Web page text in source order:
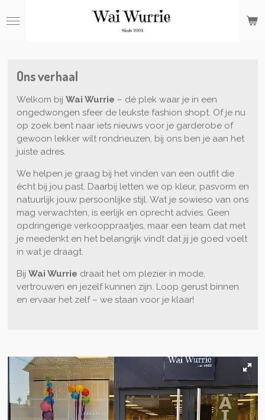
direct
Ons verhaal
Welkom bij Wai Wurrie – dé plek waar je in een
ongedwongen sfeer de leukste fashion shopt. Of je nu
op zoek bent naar iets nieuws voor je garderobe of
gewoon lekker wilt rondneuzen, bij ons ben je aan het
juiste adres.
We helpen je graag bij het vinden van een outfit die
écht bij jou past. Daarbij letten we op kleur, pasvorm en
natuurlijk jouw persoonlijke stijl. Wat je sowieso van ons
mag verwachten, is eerlijk en oprecht advies. Geen
opdringerige verkooppraatjes, maar een team dat met
je meedenkt en het belangrijk vindt dat jij je goed voelt
in wat je draagt.
Bij Wai Wurrie draait het om plezier in mode,
vertrouwen en jezelf kunnen zijn. Loop gerust binnen
en ervaar het zelf – we staan voor je klaar!